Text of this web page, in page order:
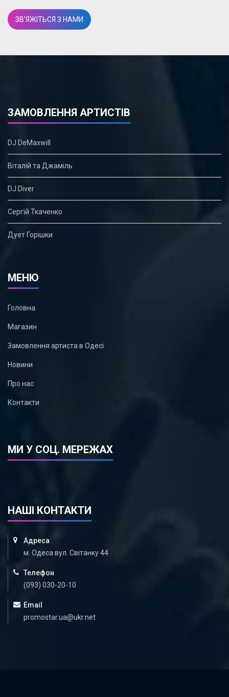
ЗВ'ЯЖІТЬСЯ З НАМИ
ЗАМОВЛЕННЯ АРТИСТІВ
DJ DeMaxwill
Віталій та Джаміль
DJ Diver
Сергій Ткаченко
Дует Горішки
МЕНЮ
Головна
Магазин
Замовлення артиста в Одесі
Новини
Про нас
Контакти
МИ У СОЦ. МЕРЕЖАХ
НАШІ КОНТАКТИ
Адреса
м. Одеса вул. Світанку 44
Телефон
(093) 030-20-10
Email
promostar.ua@ukr.net